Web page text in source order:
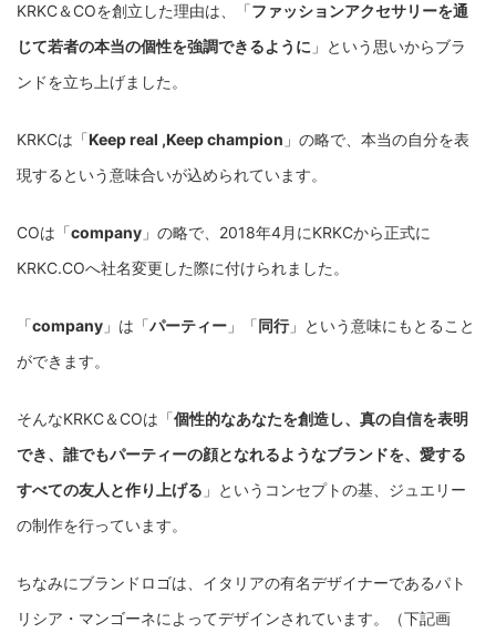
KRKC＆COを創立した理由は、「ファッションアクセサリーを通
じて若者の本当の個性を強調できるように 」という思いからブラ
ンドを立ち上げました。
KRKCは「Keep real ,Keep champion 」の略で、本当の自分を表
現するという意味合いが込められています。
COは「company 」の略で、2018年4月にKRKCから正式に
KRKC.COへ社名変更した際に付けられました。
「company 」は「パーティー 」「同行」という意味にもとること
ができます。
そんなKRKC＆COは「個性的なあなたを創造し、真の自信を表明
でき、誰でもパーティーの顔となれるようなブランドを、愛する
すべての友人と作り上げる 」というコンセプトの基、ジュエリー
の制作を行っています。
ちなみにブランドロゴは、イタリアの有名デザイナーであるパト
リシア・マンゴーネによってデザインされています。（下記画